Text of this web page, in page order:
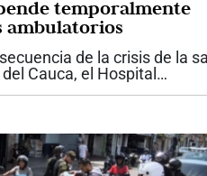
temporalmente
ambulatorios
de la crisis de la
Cauca, el Hospital
del Valle anunció la
para...